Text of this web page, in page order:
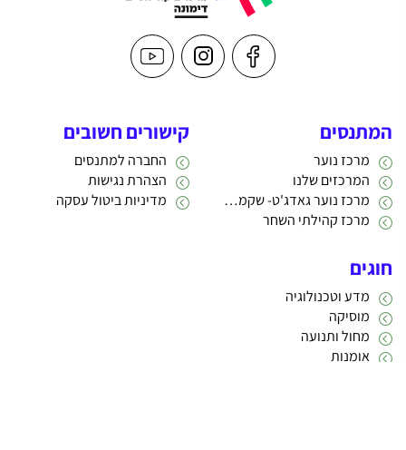
המתנסים
מרכז נוער
המרכזים שלנו
מרכז נוער גאדג'ט- שקמה 22
מרכז קהילתי השחר
קישורים חשובים
החברה למתנסים
הצהרת נגישות
מדיניות ביטול עסקה
חוגים
מדע וטכנולוגיה
מוסיקה
מחול ותנועה
אומנות